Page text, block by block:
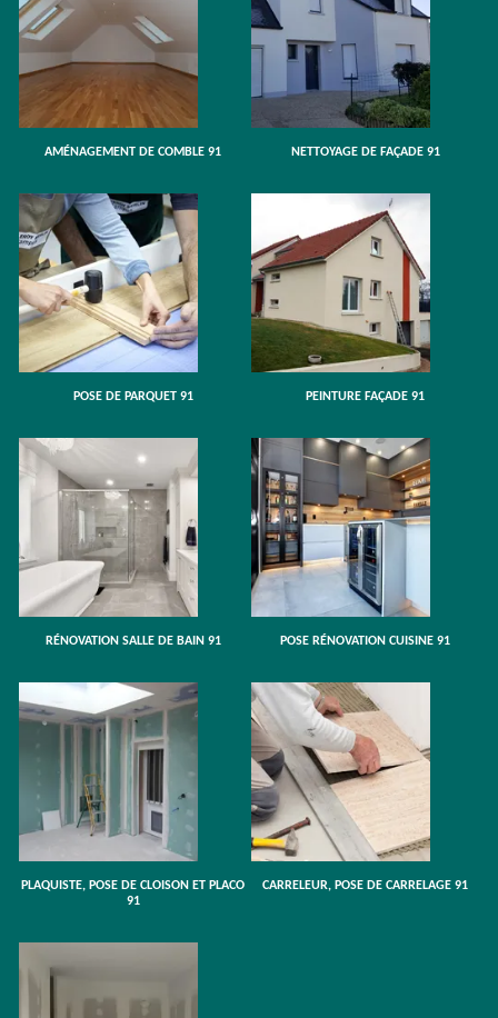
AMÉNAGEMENT DE COMBLE 91 NETTOYAGE DE FAÇADE 91
POSE DE PARQUET 91 PEINTURE FAÇADE 91
RÉNOVATION SALLE DE BAIN 91 POSE RÉNOVATION CUISINE 91
PLAQUISTE, POSE DE CLOISON ET PLACO
91
CARRELEUR, POSE DE CARRELAGE 91